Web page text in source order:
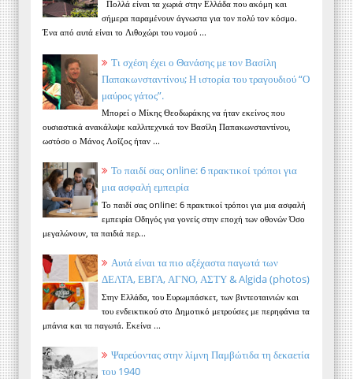
Πολλά είναι τα χωριά στην Ελλάδα που ακόμη και
σήμερα παραμένουν άγνωστα για τον πολύ τον κόσμο.
Ένα από αυτά είναι το Λιθοχώρι του νομού ...
Τι σχέση έχει ο Θανάσης με τον Βασίλη
Παπακωνσταντίνου; Η ιστορία του τραγουδιού “Ο
μαύρος γάτος”.
Μπορεί ο Μίκης Θεοδωράκης να ήταν εκείνος που
ουσιαστικά ανακάλυψε καλλιτεχνικά τον Βασίλη Παπακωνσταντίνου,
ωστόσο ο Μάνος Λοΐζος ήταν ...
Το παιδί σας online: 6 πρακτικοί τρόποι για
μια ασφαλή εμπειρία
Το παιδί σας online: 6 πρακτικοί τρόποι για μια ασφαλή
εμπειρία Οδηγός για γονείς στην εποχή των οθονών Όσο
μεγαλώνουν, τα παιδιά περ...
Αυτά είναι τα πιο αξέχαστα παγωτά των
ΔΕΛΤΑ, ΕΒΓΑ, ΑΓΝΟ, ΑΣΤΥ & Algida (photos)
Στην Ελλάδα, του Ευρωμπάσκετ, των βιντεοταινιών και
του ενδεικτικού στο Δημοτικό μετρούσες με περηφάνια τα
μπάνια και τα παγωτά. Εκείνα ...
Ψαρεύοντας στην λίμνη Παμβώτιδα τη δεκαετία
του 1940